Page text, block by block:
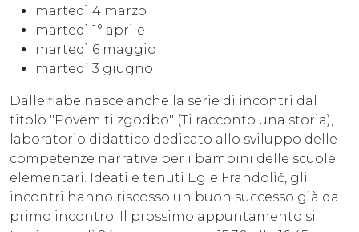
martedì 4 marzo
martedì 1° aprile
martedì 6 maggio
martedì 3 giugno
Dalle fiabe nasce anche la serie di incontri dal
titolo "Povem ti zgodbo" (Ti racconto una storia),
laboratorio didattico dedicato allo sviluppo delle
competenze narrative per i bambini delle scuole
elementari. Ideati e tenuti Egle Frandolič, gli
incontri hanno riscosso un buon successo già dal
primo incontro. Il prossimo appuntamento si